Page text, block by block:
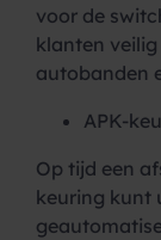
voor de
klanten
autobanden
APK-
Op tijd een
keuring kunt